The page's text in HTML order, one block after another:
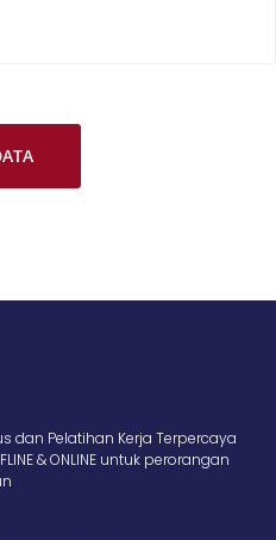
dan Pelatihan Kerja Terpercaya
& ONLINE untuk perorangan